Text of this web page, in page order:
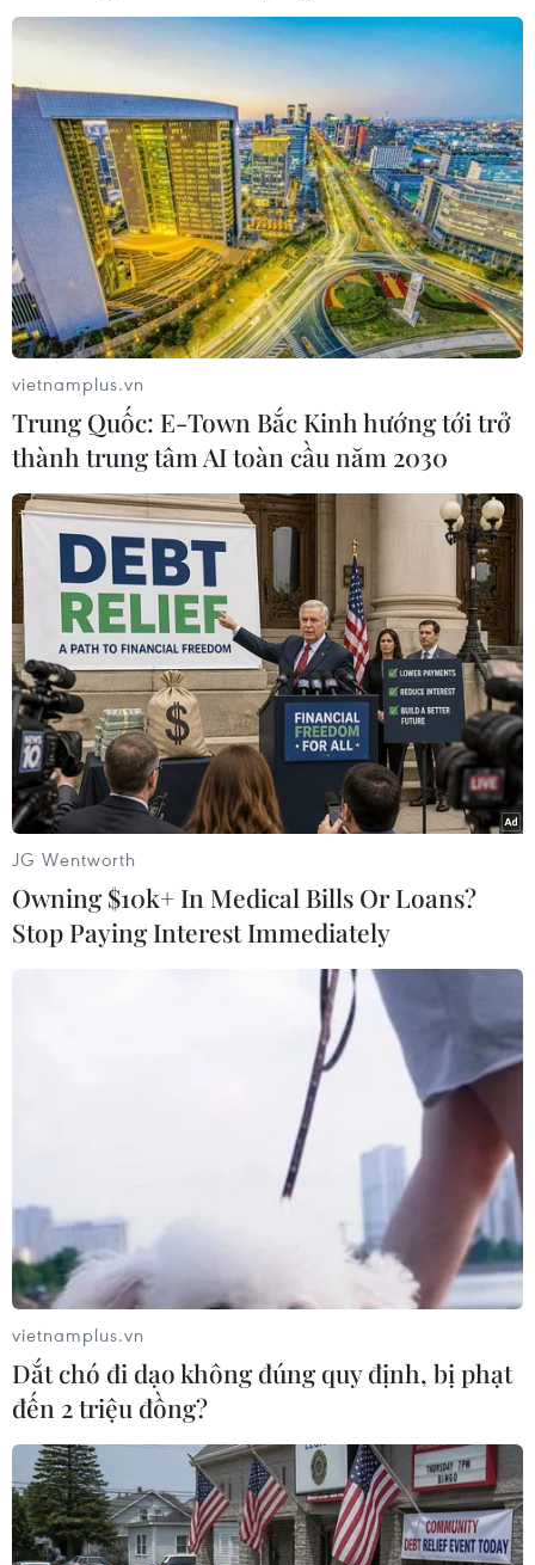
Những ngôi nhà mái ngói đỏ tươi ở làng chài cổ Volendam.
(Ảnh: Hương Giang/TTXVN)
(Ảnh: Hương Giang/TTXVN)
Giethoor, ngôi làng mang nét đẹp cổ kính với những ngôi nhà
và trang trại mái tranh kiểu Hà Lan có từ thế kỷ 18. (Ảnh: Hương
Ngôi làng Marken mang vẻ đẹp bình yên nhưng không hề ảm
đạm mà đầy sắc màu. (Ảnh: Hương Giang/TTXVN)
vietnamplus.vn
Trung Quốc: E-Town Bắc Kinh hướng tới trở
thành trung tâm AI toàn cầu năm 2030
JG Wentworth
Owning $10k+ In Medical Bills Or Loans?
Stop Paying Interest Immediately
vietnamplus.vn
Dắt chó đi dạo không đúng quy định, bị phạt
đến 2 triệu đồng?